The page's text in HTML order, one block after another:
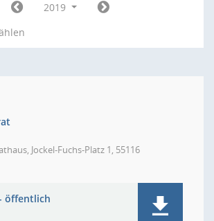
2019
Jockel-Fuchs-Platz 1, 55116
öffentlich